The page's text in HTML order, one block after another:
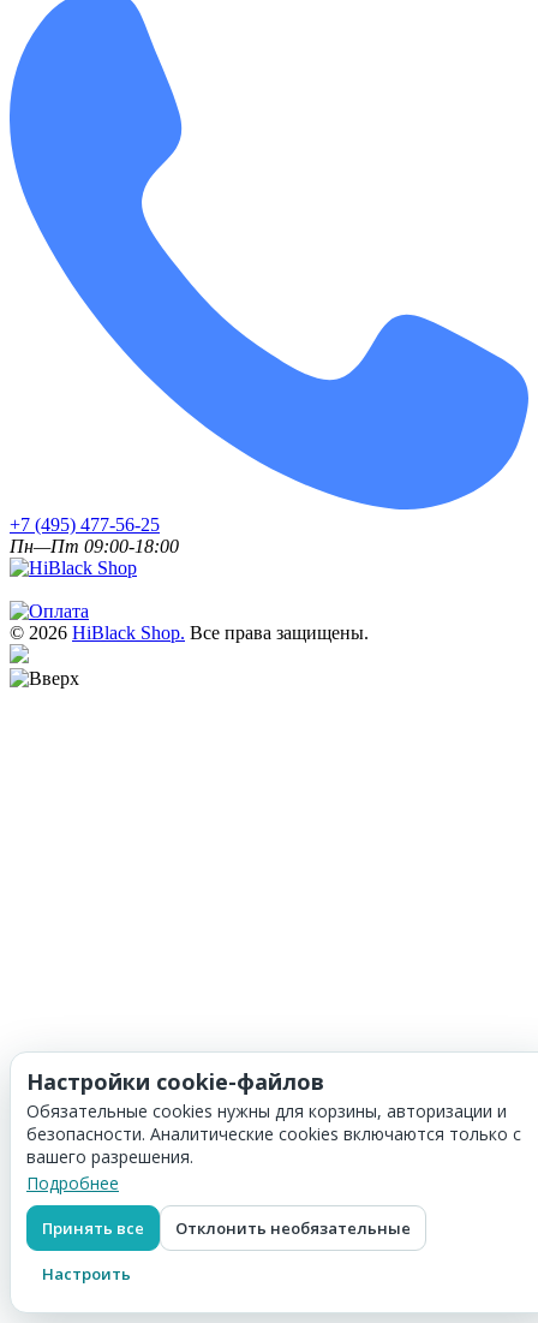
+7 (495) 477-56-25
Пн—Пт 09:00-18:00
© 2026 HiBlack Shop. Все права защищены.
Настройки cookie-файлов
Обязательные cookies нужны для корзины, авторизации и
безопасности. Аналитические cookies включаются только с
вашего разрешения.
Подробнее
Принять все Отклонить необязательные
Настроить